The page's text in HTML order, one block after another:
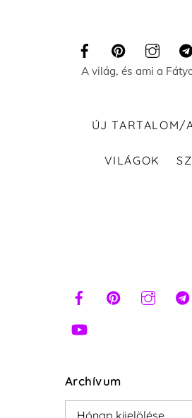
A világ, és ami a
ÚJ TARTALOM/
VILÁGOK
Archívum
Archívum